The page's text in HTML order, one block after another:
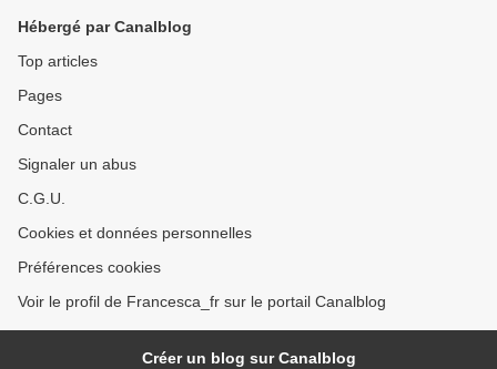
Hébergé par Canalblog
Top articles
Pages
Contact
Signaler un abus
C.G.U.
Cookies et données personnelles
Préférences cookies
Voir le profil de Francesca_fr sur le portail Canalblog
Créer un blog sur Canalblog